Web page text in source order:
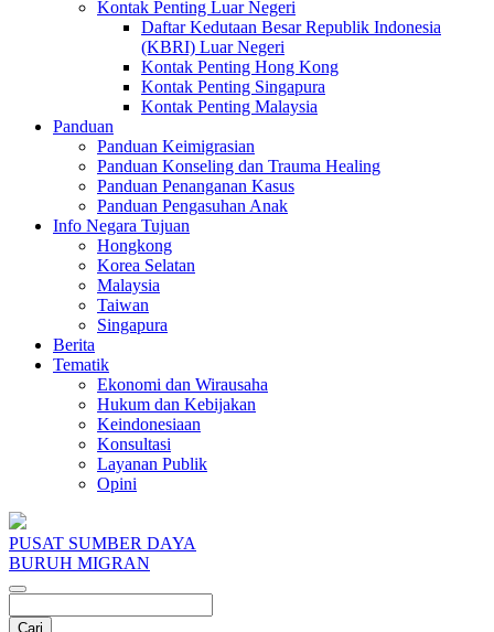
Kontak Penting Luar Negeri
Daftar Kedutaan Besar Republik Indonesia
(KBRI) Luar Negeri
Kontak Penting Hong Kong
Kontak Penting Singapura
Kontak Penting Malaysia
Panduan
Panduan Keimigrasian
Panduan Konseling dan Trauma Healing
Panduan Penanganan Kasus
Panduan Pengasuhan Anak
Info Negara Tujuan
Hongkong
Korea Selatan
Malaysia
Taiwan
Singapura
Berita
Tematik
Ekonomi dan Wirausaha
Hukum dan Kebijakan
Keindonesiaan
Konsultasi
Layanan Publik
Opini
PUSAT SUMBER DAYA
BURUH MIGRAN